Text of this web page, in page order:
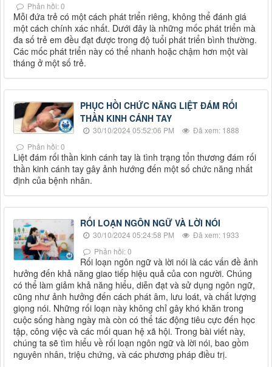
Phản hồi: 0
Mỗi đứa trẻ có một cách phát triển riêng, không thể đánh giá
một cách chính xác nhất. Dưới đây là những mốc phát triển mà
đa số trẻ em đều đạt được trong độ tuổi phát triển bình thường.
Các mốc phát triển này có thể nhanh hoặc chậm hơn một vài
tháng ở một số trẻ.
PHỤC HỒI CHỨC NĂNG LIỆT ĐÁM RỐI
THẦN KINH CÁNH TAY
30/10/2024 05:52:06 PM
Đã xem: 1888
Phản hồi: 0
Liệt đám rối thần kinh cánh tay là tình trạng tổn thương đám rối
thần kinh cánh tay gây ảnh hướng đến một số chức năng nhất
định của bệnh nhân.
RỐI LOẠN NGÔN NGỮ VÀ LỜI NÓI
30/10/2024 05:24:58 PM
Đã xem: 1933
Phản hồi: 0
Rối loạn ngôn ngữ và lời nói là các vấn đề ảnh
hưởng đến khả năng giao tiếp hiệu quả của con người. Chúng
có thể làm giảm khả năng hiểu, diễn đạt và sử dụng ngôn ngữ,
cũng như ảnh hưởng đến cách phát âm, lưu loát, và chất lượng
giọng nói. Những rối loạn này không chỉ gây khó khăn trong
cuộc sống hàng ngày mà còn có thể tác động tiêu cực đến học
tập, công việc và các mối quan hệ xã hội. Trong bài viết này,
chúng ta sẽ tìm hiểu về rối loạn ngôn ngữ và lời nói, bao gồm
nguyên nhân, triệu chứng, và các phương pháp điều trị.